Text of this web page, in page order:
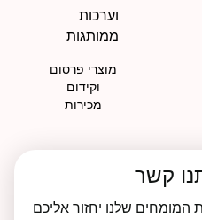
מוצרי פרסום
וקידום
מכירות
קשר
שלנו יחזור אליכם